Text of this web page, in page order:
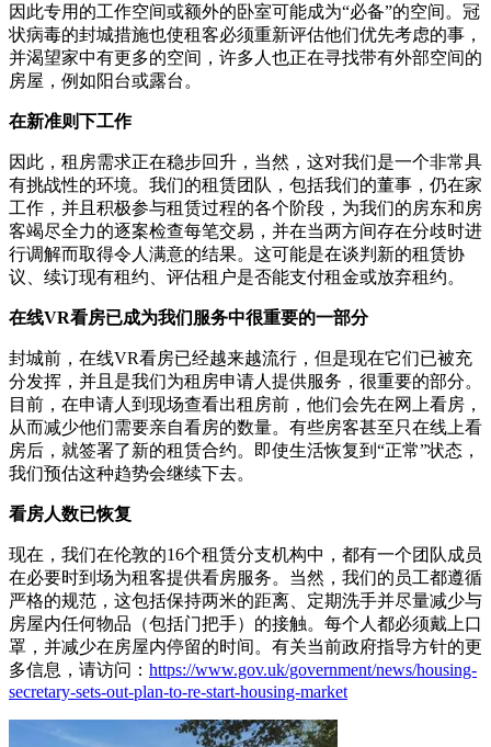
因此专用的工作空间或额外的卧室可能成为“必备”的空间。冠
状病毒的封城措施也使租客必须重新评估他们优先考虑的事，
并渴望家中有更多的空间，许多人也正在寻找带有外部空间的
房屋，例如阳台或露台。
在新准则下工作
因此，租房需求正在稳步回升，当然，这对我们是一个非常具
有挑战性的环境。我们的租赁团队，包括我们的董事，仍在家
工作，并且积极参与租赁过程的各个阶段，为我们的房东和房
客竭尽全力的逐案检查每笔交易，并在当两方间存在分歧时进
行调解而取得令人满意的结果。这可能是在谈判新的租赁协
议、续订现有租约、评估租户是否能支付租金或放弃租约。
在线VR看房已成为我们服务中很重要的一部分
封城前，在线VR看房已经越来越流行，但是现在它们已被充
分发挥，并且是我们为租房申请人提供服务，很重要的部分。
目前，在申请人到现场查看出租房前，他们会先在网上看房，
从而减少他们需要亲自看房的数量。有些房客甚至只在线上看
房后，就签署了新的租赁合约。即使生活恢复到“正常”状态，
我们预估这种趋势会继续下去。
看房人数已恢复
现在，我们在伦敦的16个租赁分支机构中，都有一个团队成员
在必要时到场为租客提供看房服务。当然，我们的员工都遵循
严格的规范，这包括保持两米的距离、定期洗手并尽量减少与
房屋内任何物品（包括门把手）的接触。每个人都必须戴上口
罩，并减少在房屋内停留的时间。有关当前政府指导方针的更
多信息，请访问： https://www.gov.uk/government/news/housing-
secretary-sets-out-plan-to-re-start-housing-market